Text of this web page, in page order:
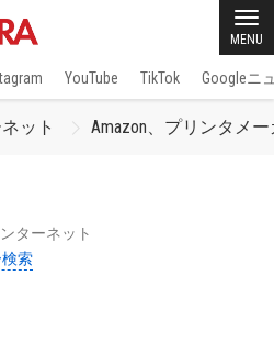
MENU
YouTube TikTok Googleニ
ット Amazon、プリンタメ
ターネット
索